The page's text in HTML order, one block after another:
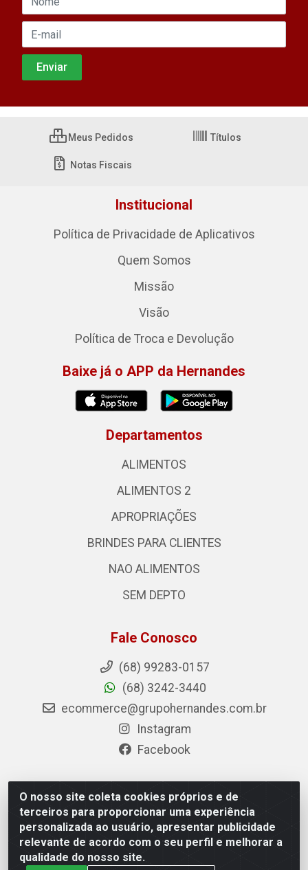
O nosso site coleta cookies próprios e de
terceiros para proporcionar uma experiência
personalizada ao usuário, apresentar publicidade
relevante de acordo com o seu perfil e melhorar a
qualidade do nosso site.
Meus Pedidos Títulos
Notas Fiscais
Institucional
Política de Privacidade de Aplicativos
Quem Somos
Missão
Visão
Política de Troca e Devolução
Baixe já o APP da Hernandes
Departamentos
ALIMENTOS
ALIMENTOS 2
APROPRIAÇÕES
BRINDES PARA CLIENTES
NAO ALIMENTOS
SEM DEPTO
Fale Conosco
(68) 99283-0157
(68) 3242-3440
ecommerce@grupohernandes.com.br
Instagram
Facebook
Hernandes - Atacado e Distribuições - Rodovia
Transacreana, 2155 - Floresta Sul, Rio Branco/AC - CEP
69.912-290 - CNPJ 12.996.556/0001-69